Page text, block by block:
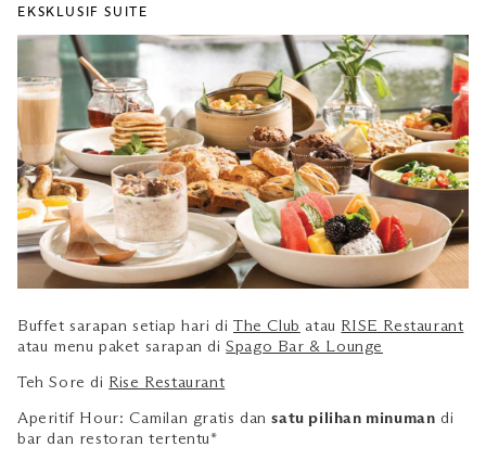
EKSKLUSIF SUITE
Buffet sarapan setiap hari diThe Club atau RISE Restaurant
atau menu paket sarapan diSpago Bar & Lounge
Teh Sore di Rise Restaurant
Aperitif Hour: Camilan gratis dansatu pilihan minuman di
bar dan restoran tertentu*